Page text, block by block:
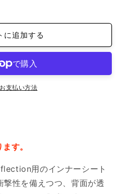
に追加する
支払い方法
す。
用のインナーシート
性を備えつつ、背面が透